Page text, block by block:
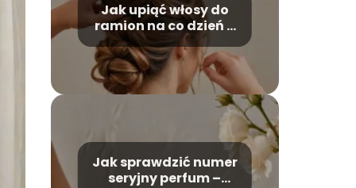
Jak upiąć włosy do
ramion na co dzień –
inspiracje i porady
Jak sprawdzić numer
seryjny perfum –